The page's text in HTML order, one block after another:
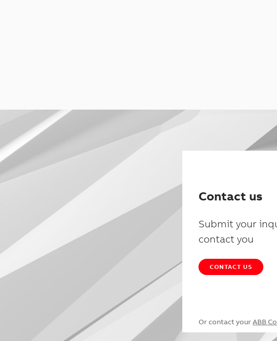
Contact us
Submit your
contact you
CONTACT US
Or contact your ABB